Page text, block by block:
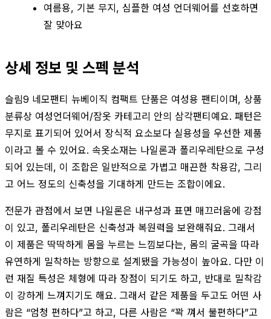
여름용, 기본 무지, 심플한 여성 언더웨어를 선호하면
잘 맞아요
상세 정보 및 스펙 분석
슬림9 네모팬티 뉴베이직 컴팩트 단품은 여성용 팬티이며, 상품
분류상 여성언더웨어/잠옷 카테고리 안의 삼각팬티예요. 패턴은
무지로 표기되어 있어서 장식적 요소보다 실용성을 우선한 제품
이라고 볼 수 있어요. 속옷소재는 나일론과 폴리우레탄으로 구성
되어 있는데, 이 조합은 일반적으로 가볍고 매끈한 착용감, 그리
고 어느 정도의 신축성을 기대하게 만드는 조합이에요.
전문가 관점에서 보면 나일론은 내구성과 표면 매끄러움에 강점
이 있고, 폴리우레탄은 신축성과 복원력을 보완해줘요. 그래서
이 제품은 딱딱하게 몸을 누르는 느낌보다는, 몸의 굴곡을 따라
유연하게 밀착하는 방향으로 설계됐을 가능성이 높아요. 다만 이
런 재질 특성은 체형에 따라 장점이 되기도 하고, 반대로 밀착감
이 강하게 느껴지기도 해요. 그래서 같은 제품을 두고도 어떤 사
람은 “엄청 편하다”고 하고, 다른 사람은 “꽉 껴서 불편하다”고